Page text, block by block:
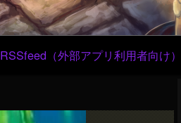
RSSfeed（外部アプリ利用者向け）